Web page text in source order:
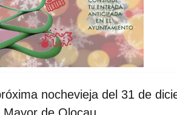
nochevieja del 31 de